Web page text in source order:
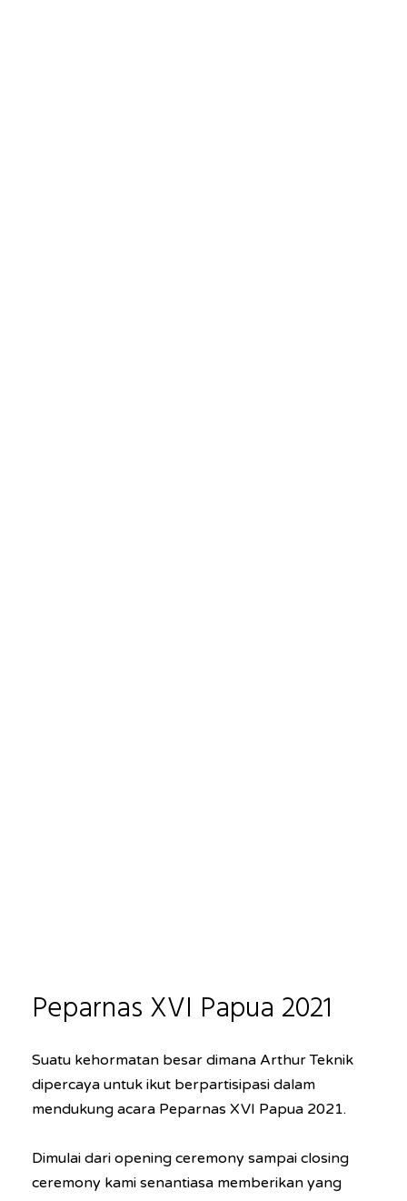
Peparnas XVI Papua 2021
Suatu kehormatan besar dimana Arthur Teknik
dipercaya untuk ikut berpartisipasi dalam
mendukung acara Peparnas XVI Papua 2021.
Dimulai dari opening ceremony sampai closing
ceremony kami senantiasa memberikan yang